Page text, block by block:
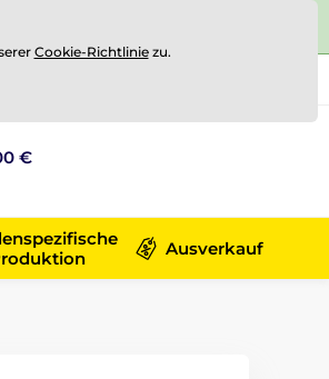
€
Ausverkauf
Cookie-Richtliniezu.